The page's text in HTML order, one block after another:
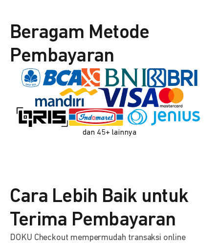
Beragam Metode
Pembayaran
dan 45+ lainnya
Cara Lebih Baik untuk
Terima Pembayaran
DOKU Checkout mempermudah transaksi online